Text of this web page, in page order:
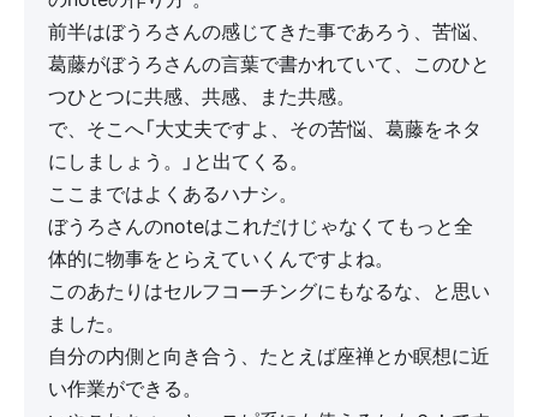
前半はぼうろさんの感じてきた事であろう、苦悩、
葛藤がぼうろさんの言葉で書かれていて、このひと
つひとつに共感、共感、また共感。
で、そこへ「大丈夫ですよ、その苦悩、葛藤をネタ
にしましょう。」と出てくる。
ここまではよくあるハナシ。
ぼうろさんのnoteはこれだけじゃなくてもっと全
体的に物事をとらえていくんですよね。
このあたりはセルフコーチングにもなるな、と思い
ました。
自分の内側と向き合う、たとえば座禅とか瞑想に近
い作業ができる。